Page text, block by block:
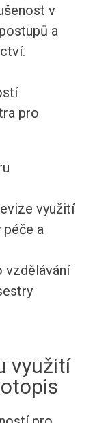
v
a
pro
využití
a
vzdělávání
využití